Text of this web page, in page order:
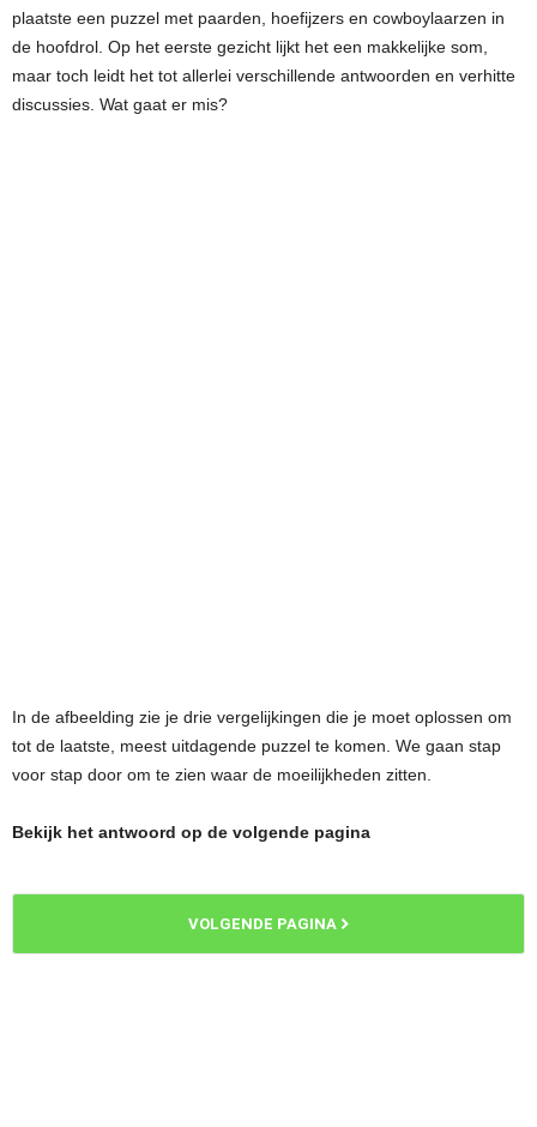
plaatste een puzzel met paarden, hoefijzers en cowboylaarzen in
de hoofdrol. Op het eerste gezicht lijkt het een makkelijke som,
maar toch leidt het tot allerlei verschillende antwoorden en verhitte
discussies. Wat gaat er mis?
In de afbeelding zie je drie vergelijkingen die je moet oplossen om
tot de laatste, meest uitdagende puzzel te komen. We gaan stap
voor stap door om te zien waar de moeilijkheden zitten.
Bekijk het antwoord op de volgende pagina
VOLGENDE PAGINA